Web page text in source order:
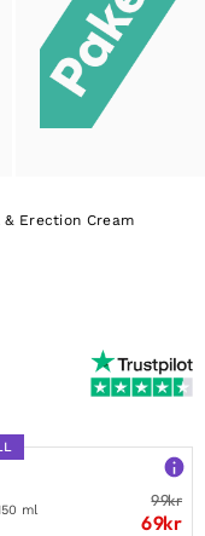
& Erection Cream
ml
99kr
69kr